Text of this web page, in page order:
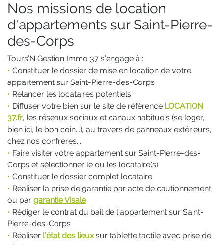
Nos missions de location
d'appartements sur Saint-Pierre-
des-Corps
Tours’N Gestion Immo 37 s’engage à :
• Constituer le dossier de mise en location de votre
appartement sur Saint-Pierre-des-Corps
• Relancer les locataires potentiels
• Diffuser votre bien sur le site de référence LOCATION
37.fr, les réseaux sociaux et canaux habituels (se loger,
bien ici, le bon coin...), au travers de panneaux extérieurs,
chez nos confrères...
• Faire visiter votre appartement sur Saint-Pierre-des-
Corps et sélectionner le ou les locataire(s)
• Constituer le dossier complet locataire
• Réaliser la prise de garantie par acte de cautionnement
ou par garantie Visale
• Rédiger le contrat du bail de l'appartement sur Saint-
Pierre-des-Corps
• Réaliser l’état des lieuxsur tablette tactile avec prise de